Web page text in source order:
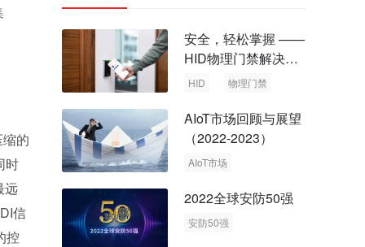
的
时
远
信
控
安全，轻松掌握 ——
HID物理门禁解决方
案，启动智慧安全新
HID 物理门禁
AIoT市场回顾与展望
（2022-2023）
AIoT市场
2022全球安防50强
安防50强